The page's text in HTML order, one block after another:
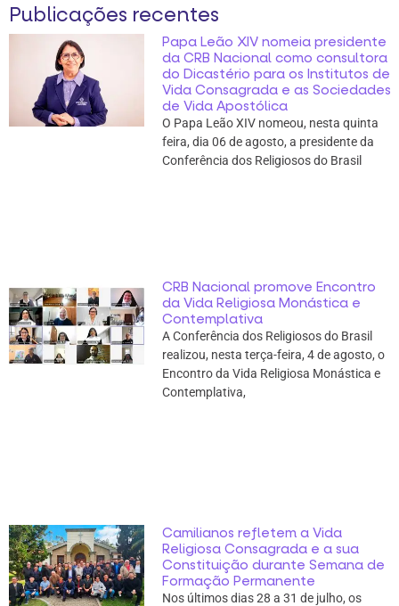
Publicações recentes
Papa Leão XIV nomeia presidente
da CRB Nacional como consultora
do Dicastério para os Institutos de
Vida Consagrada e as Sociedades
de Vida Apostólica
O Papa Leão XIV nomeou, nesta quinta
feira, dia 06 de agosto, a presidente da
Conferência dos Religiosos do Brasil
CRB Nacional promove Encontro
da Vida Religiosa Monástica e
Contemplativa
A Conferência dos Religiosos do Brasil
realizou, nesta terça-feira, 4 de agosto, o
Encontro da Vida Religiosa Monástica e
Contemplativa,
Camilianos refletem a Vida
Religiosa Consagrada e a sua
Constituição durante Semana de
Formação Permanente
Nos últimos dias 28 a 31 de julho, os